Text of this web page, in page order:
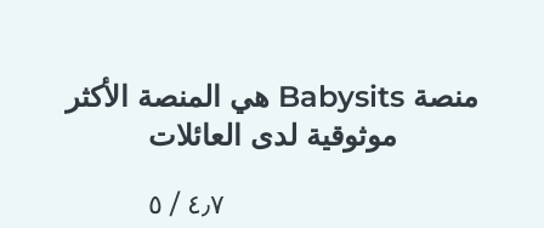
منصة Babysits هي المنصة الأكثر
موثوقية لدى العائلات
٤٫٧ / ٥